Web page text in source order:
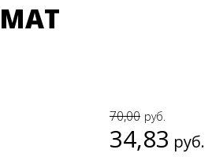
70,00 руб.
34,83 руб.